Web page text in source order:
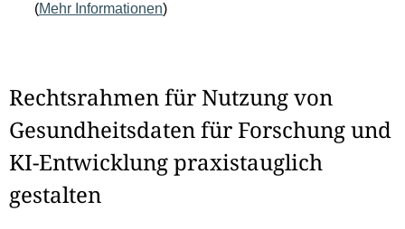
(Mehr Informationen)
Rechtsrahmen für Nutzung von
Gesundheitsdaten für Forschung und
KI-Entwicklung praxistauglich
gestalten